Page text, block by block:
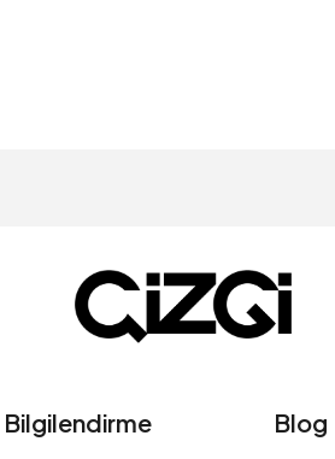
Bilgilendirme Blog